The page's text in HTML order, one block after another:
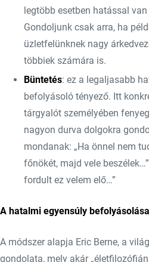
legtöbb esetben hatással
Gondoljunk csak arra, ha
üzletfelünknek nagy
többiek számára is.
Büntetés: ez a legaljasabb
befolyásoló tényező. Itt
tárgyalót személyében
nagyon durva dolgokra
mondanak: „Ha önnel nem
főnökét, majd vele
fordult ez velem elő…”
A hatalmi egyensúly befolyásolása
A módszer alapja Eric Berne, a
gondolata, mely akár